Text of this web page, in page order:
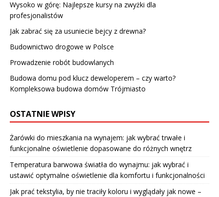
Wysoko w górę: Najlepsze kursy na zwyżki dla
profesjonalistów
Jak zabrać się za usuniecie bejcy z drewna?
Budownictwo drogowe w Polsce
Prowadzenie robót budowlanych
Budowa domu pod klucz deweloperem – czy warto?
Kompleksowa budowa domów Trójmiasto
OSTATNIE WPISY
Żarówki do mieszkania na wynajem: jak wybrać trwałe i
funkcjonalne oświetlenie dopasowane do różnych wnętrz
Temperatura barwowa światła do wynajmu: jak wybrać i
ustawić optymalne oświetlenie dla komfortu i funkcjonalności
Jak prać tekstylia, by nie traciły koloru i wyglądały jak nowe –